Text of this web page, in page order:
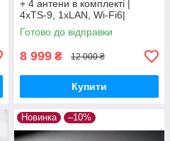
+ 4 антени в комплекті |
4хTS-9, 1xLAN, Wi-Fi6|
Готово до відправки
8 999 ₴ 12 000 ₴
Купити
Новинка –10%